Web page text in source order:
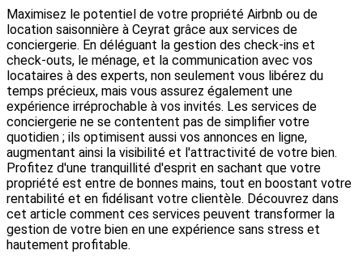
Maximisez le potentiel de votre propriété Airbnb ou de
location saisonnière à Ceyrat grâce aux services de
conciergerie. En déléguant la gestion des check-ins et
check-outs, le ménage, et la communication avec vos
locataires à des experts, non seulement vous libérez du
temps précieux, mais vous assurez également une
expérience irréprochable à vos invités. Les services de
conciergerie ne se contentent pas de simplifier votre
quotidien ; ils optimisent aussi vos annonces en ligne,
augmentant ainsi la visibilité et l'attractivité de votre bien.
Profitez d'une tranquillité d'esprit en sachant que votre
propriété est entre de bonnes mains, tout en boostant votre
rentabilité et en fidélisant votre clientèle. Découvrez dans
cet article comment ces services peuvent transformer la
gestion de votre bien en une expérience sans stress et
hautement profitable.